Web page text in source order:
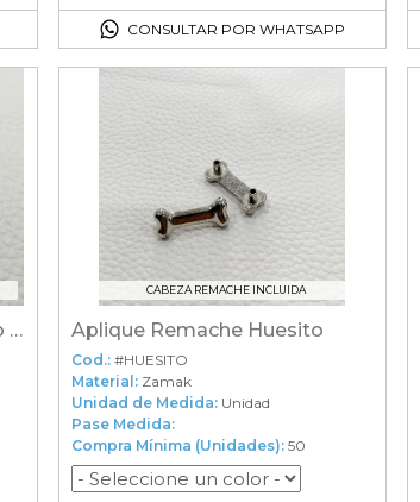
CONSULTAR POR WHATSAPP
Aplique Remache Flor centro piramide
CABEZA REMACHE INCLUIDA
Aplique Remache Huesito
Cod.: #HUESITO
Material: Zamak
Unidad de Medida: Unidad
Pase Medida:
Compra Mínima (Unidades): 50
50en el carrito